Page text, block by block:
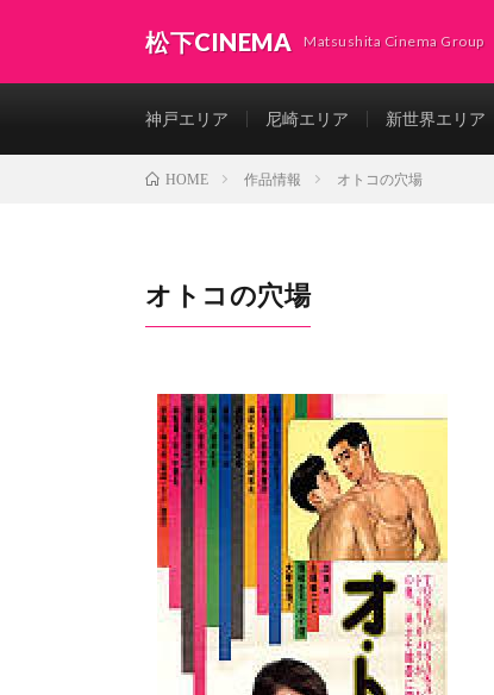
松下CINEMA Matsushita Cinema Group
神戸エリア 尼崎エリア 新世界エリア
HOME 作品情報 オトコの穴場
オトコの穴場